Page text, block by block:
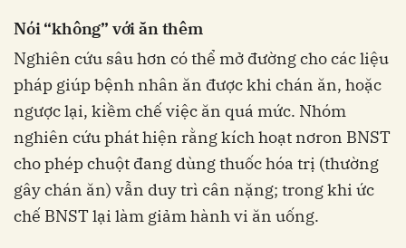
Nói “không” với ăn thêm
Nghiên cứu sâu hơn có thể mở đường cho các liệu
pháp giúp bệnh nhân ăn được khi chán ăn, hoặc
ngược lại, kiềm chế việc ăn quá mức. Nhóm
nghiên cứu phát hiện rằng kích hoạt nơron BNST
cho phép chuột đang dùng thuốc hóa trị (thường
gây chán ăn) vẫn duy trì cân nặng; trong khi ức
chế BNST lại làm giảm hành vi ăn uống.